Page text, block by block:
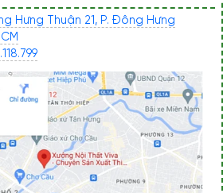
Hưng Thuận 21, P. Đông Hưng